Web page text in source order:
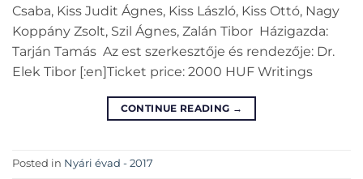
Csaba, Kiss Judit Ágnes, Kiss László, Kiss Ottó, Nagy
Koppány Zsolt, Szil Ágnes, Zalán Tibor Házigazda:
Tarján Tamás Az est szerkesztője és rendezője: Dr.
Elek Tibor [:en]Ticket price: 2000 HUF Writings
CONTINUE READING →
Posted in Nyári évad - 2017